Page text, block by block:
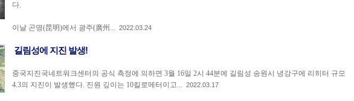
다.
이날 곤명(昆明)에서 광주(廣州... 2022.03.24
길림성에 지진 발생!
중국지진국네트워크센터의 공식 측정에 의하면 3월 16일 2시 44분에 길림성 송원시 녕강구에 리히터 규모
4.3의 지진이 발생했다. 진원 깊이는 10킬로메터이고... 2022.03.17